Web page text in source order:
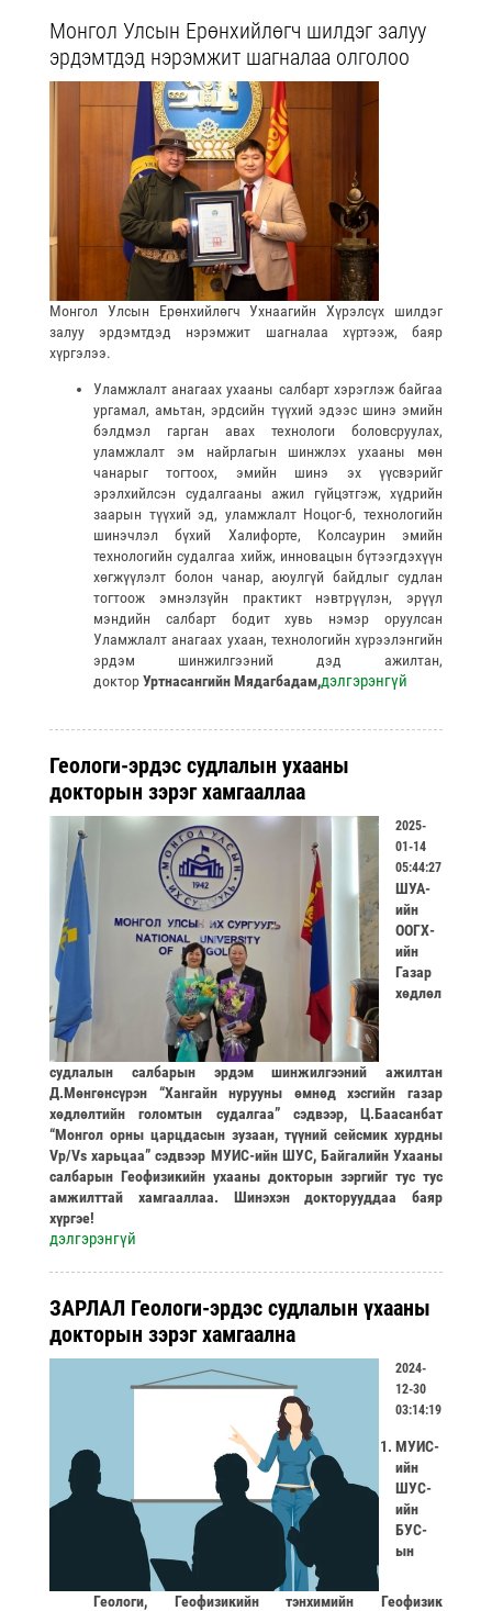
Монгол Улсын Ерөнхийлөгч шилдэг залуу
эрдэмтдэд нэрэмжит шагналаа олголоо
Монгол Улсын Ерөнхийлөгч Ухнаагийн Хүрэлсүх шилдэг
залуу эрдэмтдэд нэрэмжит шагналаа хүртээж, баяр
хүргэлээ.
Уламжлалт анагаах ухааны салбарт хэрэглэж байгаа
ургамал, амьтан, эрдсийн түүхий эдээс шинэ эмийн
бэлдмэл гарган авах технологи боловсруулах,
уламжлалт эм найрлагын шинжлэх ухааны мөн
чанарыг тогтоох, эмийн шинэ эх үүсвэрийг
эрэлхийлсэн судалгааны ажил гүйцэтгэж, хүдрийн
заарын түүхий эд, уламжлалт Ноцог-6, технологийн
шинэчлэл бүхий Халифорте, Колсаурин эмийн
технологийн судалгаа хийж, инновацын бүтээгдэхүүн
хөгжүүлэлт болон чанар, аюулгүй байдлыг судлан
тогтоож эмнэлзүйн практикт нэвтрүүлэн, эрүүл
мэндийн салбарт бодит хувь нэмэр оруулсан
Уламжлалт анагаах ухаан, технологийн хүрээлэнгийн
эрдэм шинжилгээний дэд ажилтан,
докторУртнасангийн Мядагбадам,дэлгэрэнгүй
Геологи-эрдэс судлалын ухааны
докторын зэрэг хамгааллаа
2025-
01-14
05:44:27
ШУА-
ийн
ООГХ-
ийн
Газар
хөдлөл
судлалын салбарын эрдэм шинжилгээний ажилтан
Д.Мөнгөнсүрэн “Хангайн нурууны өмнөд хэсгийн газар
хөдлөлтийн голомтын судалгаа” сэдвээр, Ц.Баасанбат
“Монгол орны царцдасын зузаан, түүний сейсмик хурдны
Vp/Vs харьцаа” сэдвээр МУИС-ийн ШУС, Байгалийн Ухааны
салбарын Геофизикийн ухааны докторын зэргийг тус тус
амжилттай хамгааллаа. Шинэхэн докторууддаа баяр
хүргэе!
дэлгэрэнгүй
ЗАРЛАЛ Геологи-эрдэс судлалын үхааны
докторын зэрэг хамгаална
2024-
12-30
03:14:19
МУИС-
ийн
ШУС-
ийн
БУС-
ын
Геологи, Геофизикийн тэнхимийн Геофизик